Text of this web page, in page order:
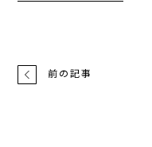
前の記事